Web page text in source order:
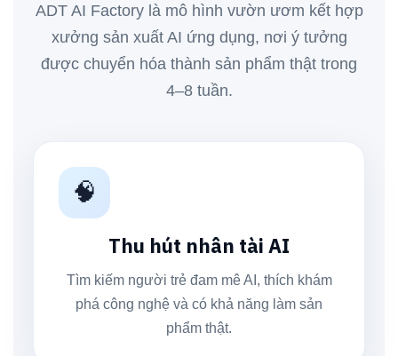
ADT AI Factory là mô hình vườn ươm kết hợp
xưởng sản xuất AI ứng dụng, nơi ý tưởng
được chuyển hóa thành sản phẩm thật trong
4–8 tuần.
🧠
Thu hút nhân tài AI
Tìm kiếm người trẻ đam mê AI, thích khám
phá công nghệ và có khả năng làm sản
phẩm thật.